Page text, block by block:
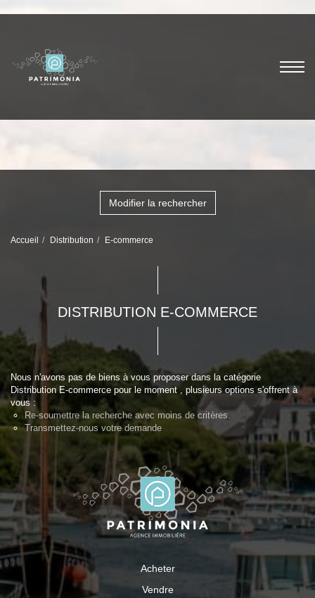
Modifier la rechercher
Accueil Distribution E-commerce
DISTRIBUTION E-COMMERCE
Nous n'avons pas de biens à vous proposer dans la catégorie
Distribution E-commerce pour le moment , plusieurs options s'offrent à
vous :
Re-soumettre la recherche avec moins de critères.
Transmettez-nous votre demande
Acheter
Vendre